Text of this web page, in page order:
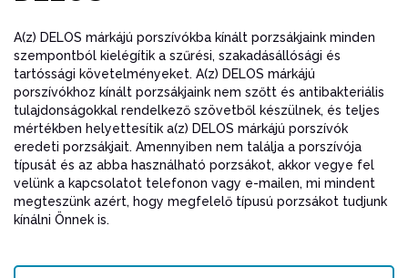
A(z) DELOS márkájú porszívókba kínált porzsákjaink minden
szempontból kielégítik a szűrési, szakadásállósági és
tartóssági követelményeket. A(z) DELOS márkájú
porszívókhoz kínált porzsákjaink nem szőtt és antibakteriális
tulajdonságokkal rendelkező szövetből készülnek, és teljes
mértékben helyettesítik a(z) DELOS márkájú porszívók
eredeti porzsákjait. Amennyiben nem találja a porszívója
típusát és az abba használható porzsákot, akkor vegye fel
velünk a kapcsolatot telefonon vagy e-mailen, mi mindent
megteszünk azért, hogy megfelelő típusú porzsákot tudjunk
kínálni Önnek is.